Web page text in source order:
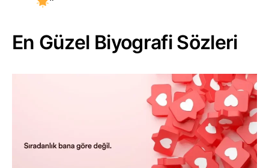
En Güzel Biyografi Sözleri